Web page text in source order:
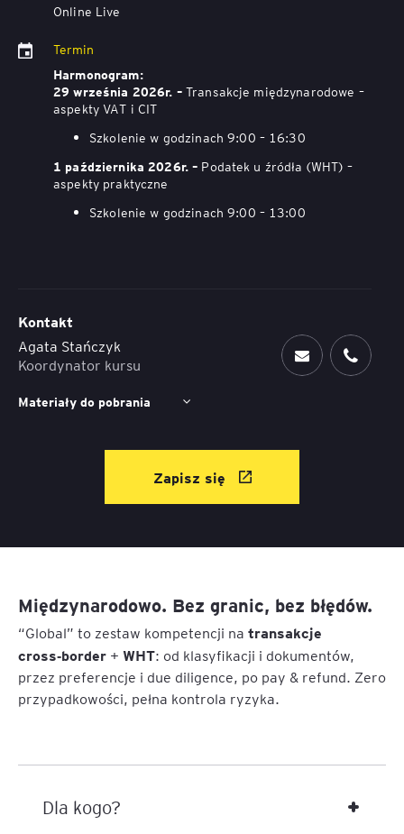
Międzynarodowo. Bez granic, bez błędów.
“Global” to zestaw kompetencji na transakcje
cross‑border + WHT: od klasyfikacji i dokumentów,
przez preferencje i due diligence, po pay & refund. Zero
przypadkowości, pełna kontrola ryzyka.
Dla kogo?
Online Live
Termin
Harmonogram:
29 września 2026r. – Transakcje międzynarodowe –
aspekty VAT i CIT
Szkolenie w godzinach 9:00 – 16:30
1 października 2026r. – Podatek u źródła (WHT) –
aspekty praktyczne
Szkolenie w godzinach 9:00 – 13:00
Kontakt
Agata Stańczyk
Koordynator kursu
Materiały do pobrania
Zapisz się